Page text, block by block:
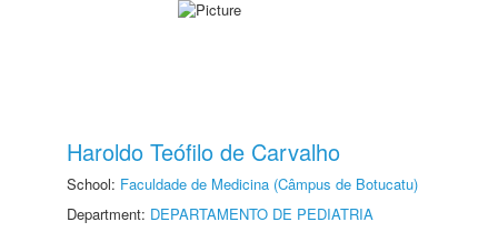
Haroldo Teófilo de Carvalho
School: Faculdade de Medicina (Câmpus de Botucatu)
Department: DEPARTAMENTO DE PEDIATRIA